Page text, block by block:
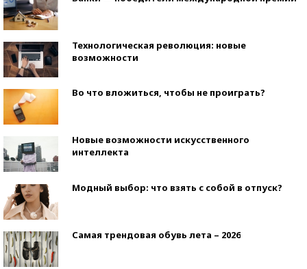
Технологическая революция: новые
возможности
Во что вложиться, чтобы не проиграть?
Новые возможности искусственного
интеллекта
Модный выбор: что взять с собой в отпуск?
Самая трендовая обувь лета – 2026